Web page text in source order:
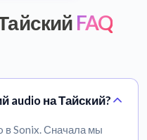
FAQ
audio на Тайский?
в Sonix. Сначала мы